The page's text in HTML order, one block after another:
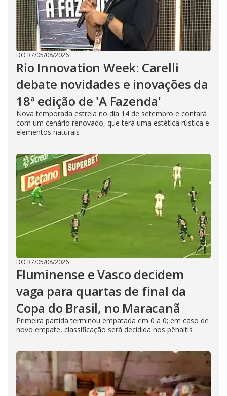
DO R7/05/08/2026
Rio Innovation Week: Carelli
debate novidades e inovações da
18ª edição de 'A Fazenda'
Nova temporada estreia no dia 14 de setembro e contará
com um cenário renovado, que terá uma estética rústica e
elementos naturais
DO R7/05/08/2026
Fluminense e Vasco decidem
vaga para quartas de final da
Copa do Brasil, no Maracanã
Primeira partida terminou empatada em 0 a 0; em caso de
novo empate, classificação será decidida nos pênaltis